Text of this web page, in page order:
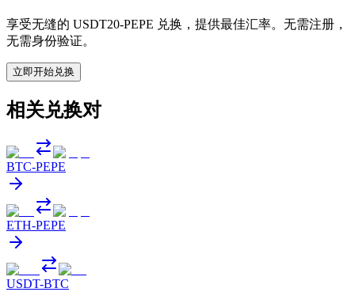
享受无缝的 USDT20-PEPE 兑换，提供最佳汇率。无需注册，
无需身份验证。
立即开始兑换
相关兑换对
BTC-PEPE
ETH-PEPE
USDT-BTC